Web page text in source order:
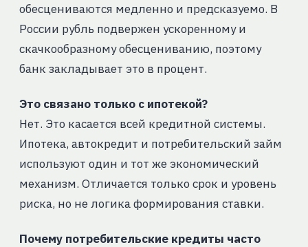
обесцениваются медленно и предсказуемо. В
России рубль подвержен ускоренному и
скачкообразному обесцениванию, поэтому
банк закладывает это в процент.
Это связано только с ипотекой?
Нет. Это касается всей кредитной системы.
Ипотека, автокредит и потребительский займ
используют один и тот же экономический
механизм. Отличается только срок и уровень
риска, но не логика формирования ставки.
Почему потребительские кредиты часто